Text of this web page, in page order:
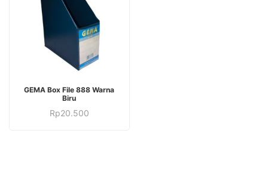
GEMA Box File 888 Warna
Biru
Rp20.500